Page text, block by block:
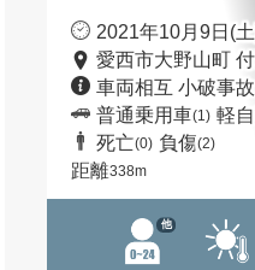
2021年10月9日(
愛西市大野山町
車両相互 小破事故
普通乗用車(1) 軽
死亡(0) 負傷(2)
距離338m
他